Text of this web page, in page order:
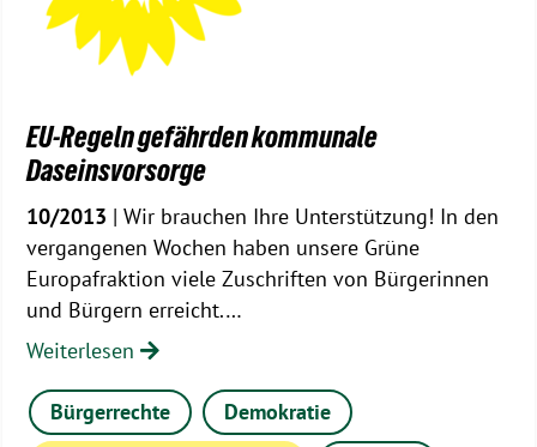
EU-Regeln gefährden kommunale
Daseinsvorsorge
10/2013 | Wir brauchen Ihre Unterstützung! In den
vergangenen Wochen haben unsere Grüne
Europafraktion viele Zuschriften von Bürgerinnen
und Bürgern erreicht.…
Weiterlesen
Bürgerrechte
Demokratie